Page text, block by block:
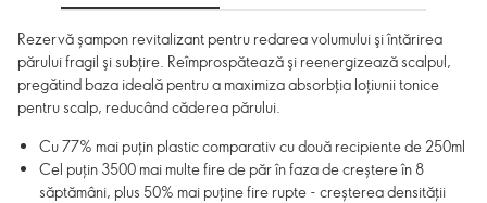
Rezervă șampon revitalizant pentru redarea volumului şi întărirea
părului fragil şi subţire. Reîmprospătează şi reenergizează scalpul,
pregătind baza ideală pentru a maximiza absorbţia loţiunii tonice
pentru scalp, reducând căderea părului.
Cu 77% mai puțin plastic comparativ cu două recipiente de 250ml
Cel puțin 3500 mai multe fire de păr în faza de creștere în 8
săptămâni, plus 50% mai puține fire rupte - creșterea densității